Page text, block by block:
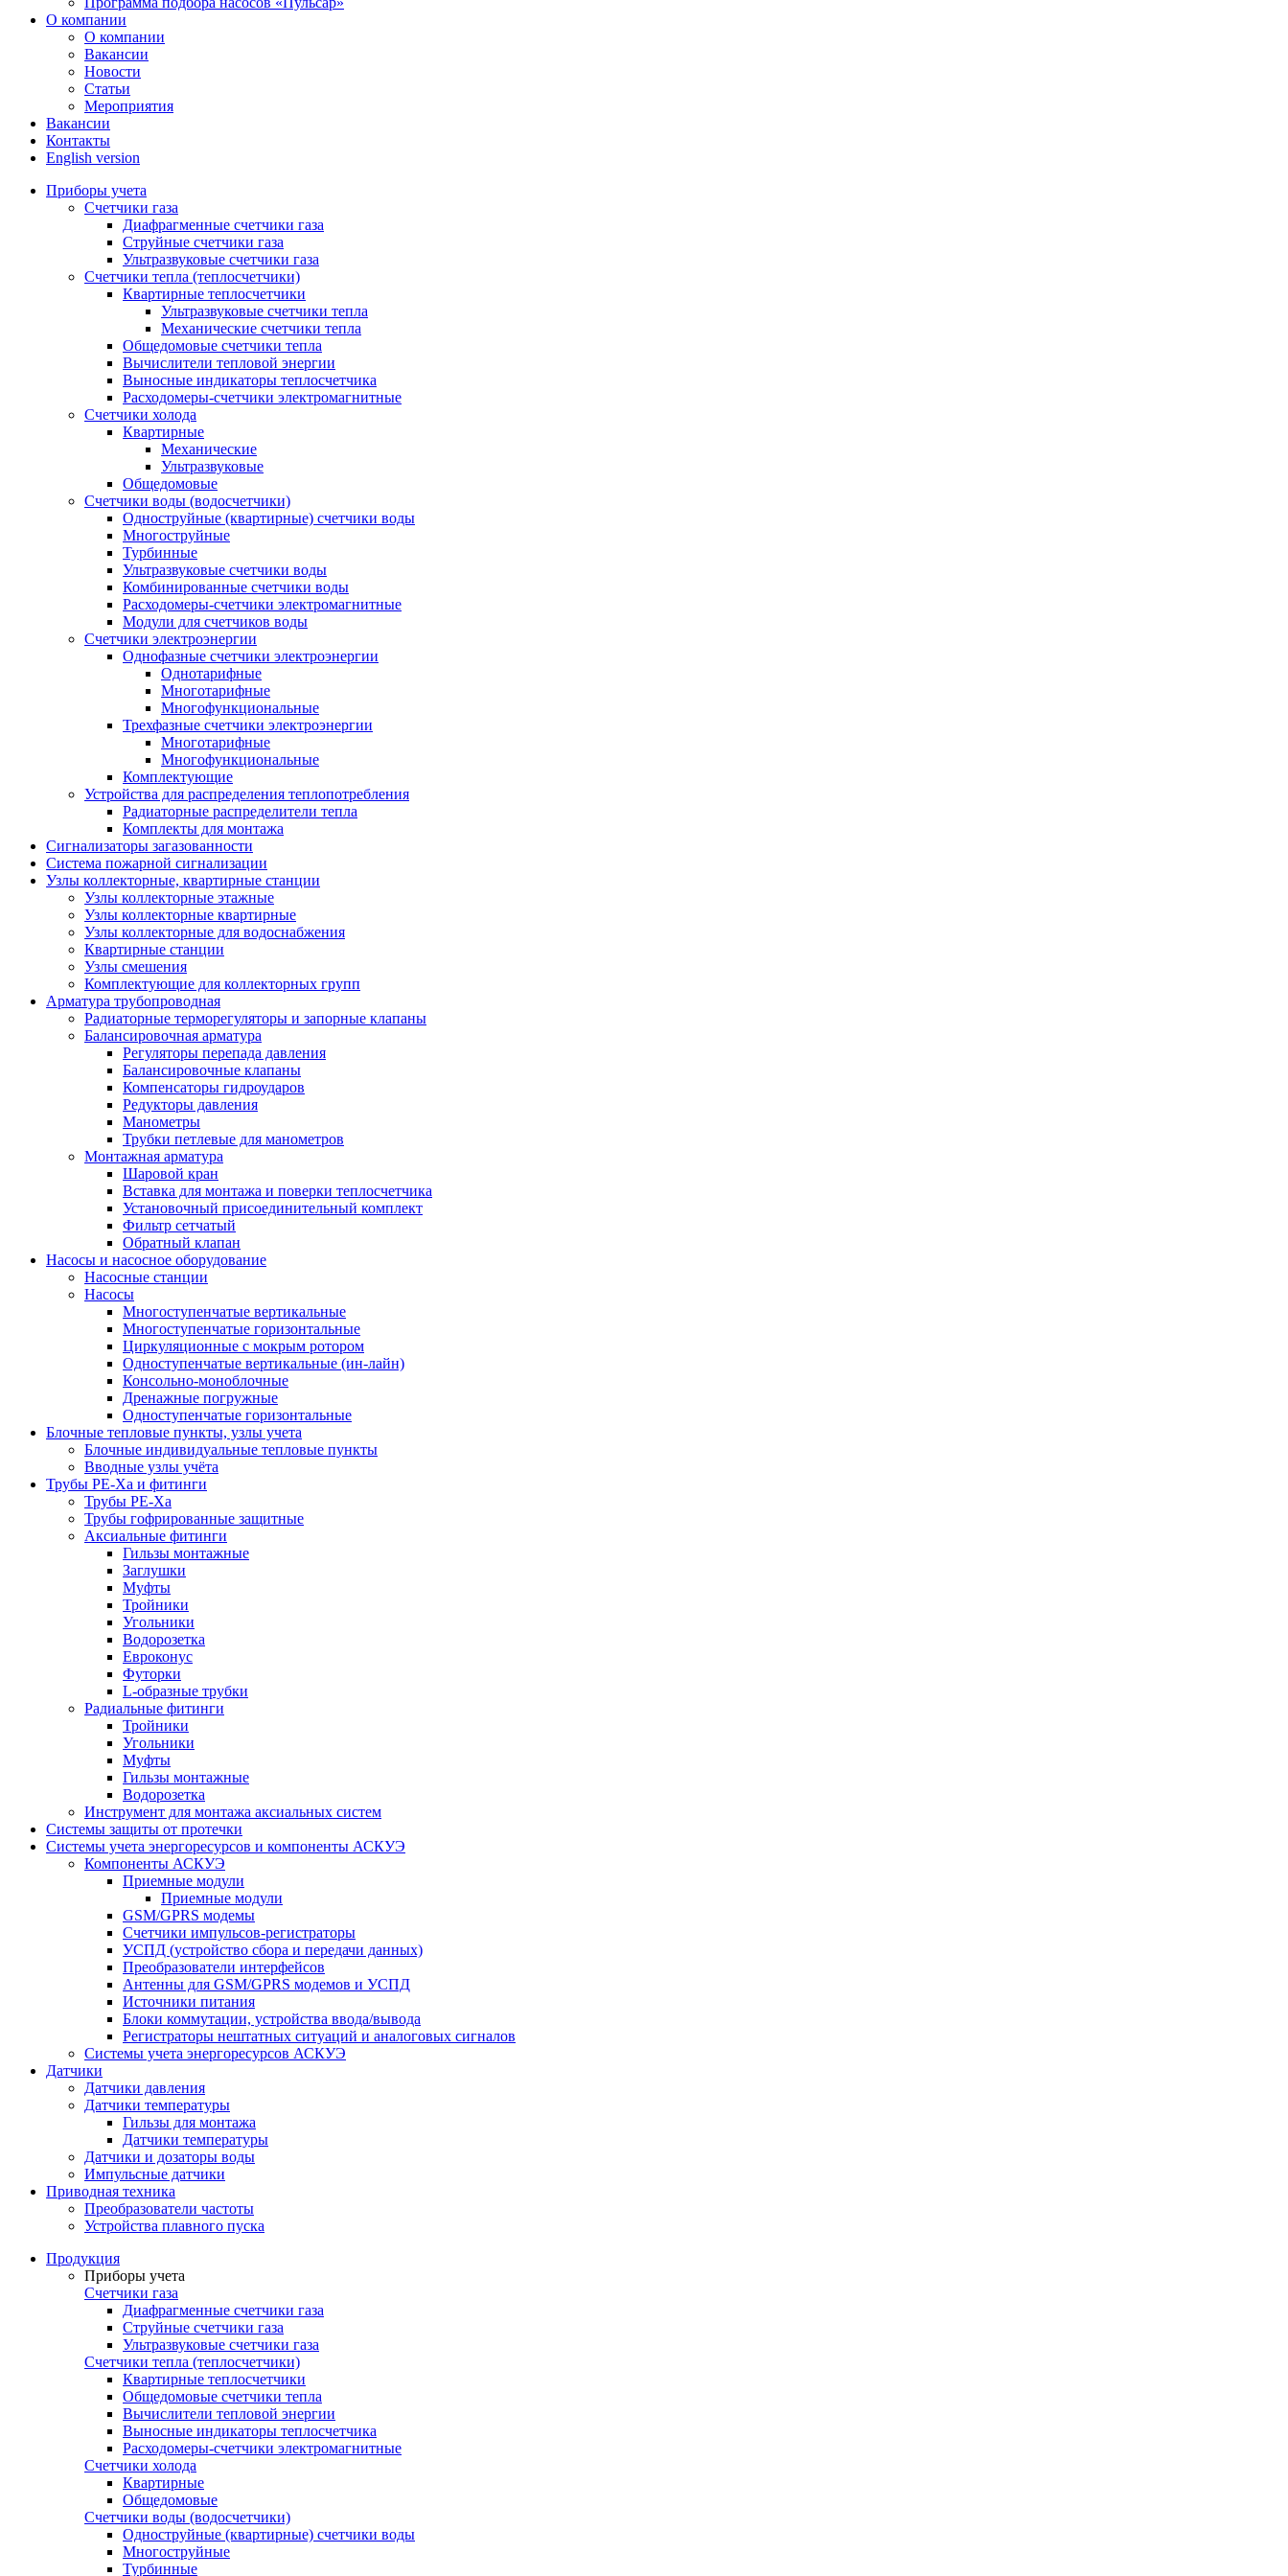
О компании
О компании
Вакансии
Новости
Статьи
Мероприятия
Вакансии
Контакты
English version
Приборы учета
Счетчики газа
Диафрагменные счетчики газа
Струйные счетчики газа
Ультразвуковые счетчики газа
Счетчики тепла (теплосчетчики)
Квартирные теплосчетчики
Ультразвуковые счетчики тепла
Механические счетчики тепла
Общедомовые счетчики тепла
Вычислители тепловой энергии
Выносные индикаторы теплосчетчика
Расходомеры-счетчики электромагнитные
Счетчики холода
Квартирные
Механические
Ультразвуковые
Общедомовые
Счетчики воды (водосчетчики)
Одноструйные (квартирные) счетчики воды
Многоструйные
Турбинные
Ультразвуковые счетчики воды
Комбинированные счетчики воды
Расходомеры-счетчики электромагнитные
Модули для счетчиков воды
Счетчики электроэнергии
Однофазные счетчики электроэнергии
Однотарифные
Многотарифные
Многофункциональные
Трехфазные счетчики электроэнергии
Многотарифные
Многофункциональные
Комплектующие
Устройства для распределения теплопотребления
Радиаторные распределители тепла
Комплекты для монтажа
Сигнализаторы загазованности
Система пожарной сигнализации
Узлы коллекторные, квартирные станции
Узлы коллекторные этажные
Узлы коллекторные квартирные
Узлы коллекторные для водоснабжения
Квартирные станции
Узлы смешения
Комплектующие для коллекторных групп
Арматура трубопроводная
Радиаторные терморегуляторы и запорные клапаны
Балансировочная арматура
Регуляторы перепада давления
Балансировочные клапаны
Компенсаторы гидроударов
Редукторы давления
Манометры
Трубки петлевые для манометров
Монтажная арматура
Шаровой кран
Вставка для монтажа и поверки теплосчетчика
Установочный присоединительный комплект
Фильтр сетчатый
Обратный клапан
Насосы и насосное оборудование
Насосные станции
Насосы
Многоступенчатые вертикальные
Многоступенчатые горизонтальные
Циркуляционные с мокрым ротором
Одноступенчатые вертикальные (ин-лайн)
Консольно-моноблочные
Дренажные погружные
Одноступенчатые горизонтальные
Блочные тепловые пункты, узлы учета
Блочные индивидуальные тепловые пункты
Вводные узлы учёта
Трубы РЕ-Ха и фитинги
Трубы РЕ-Ха
Трубы гофрированные защитные
Аксиальные фитинги
Гильзы монтажные
Заглушки
Муфты
Тройники
Угольники
Водорозетка
Евроконус
Футорки
L-образные трубки
Радиальные фитинги
Тройники
Угольники
Муфты
Гильзы монтажные
Водорозетка
Инструмент для монтажа аксиальных систем
Системы защиты от протечки
Системы учета энергоресурсов и компоненты АСКУЭ
Компоненты АСКУЭ
Приемные модули
Приемные модули
GSM/GPRS модемы
Счетчики импульсов-регистраторы
УСПД (устройство сбора и передачи данных)
Преобразователи интерфейсов
Антенны для GSM/GPRS модемов и УСПД
Источники питания
Блоки коммутации, устройства ввода/вывода
Регистраторы нештатных ситуаций и аналоговых сигналов
Системы учета энергоресурсов АСКУЭ
Датчики
Датчики давления
Датчики температуры
Гильзы для монтажа
Датчики температуры
Датчики и дозаторы воды
Импульсные датчики
Приводная техника
Преобразователи частоты
Устройства плавного пуска
Продукция
Приборы учета
Счетчики газа
Диафрагменные счетчики газа
Струйные счетчики газа
Ультразвуковые счетчики газа
Счетчики тепла (теплосчетчики)
Квартирные теплосчетчики
Общедомовые счетчики тепла
Вычислители тепловой энергии
Выносные индикаторы теплосчетчика
Расходомеры-счетчики электромагнитные
Счетчики холода
Квартирные
Общедомовые
Счетчики воды (водосчетчики)
Одноструйные (квартирные) счетчики воды
Многоструйные
Турбинные